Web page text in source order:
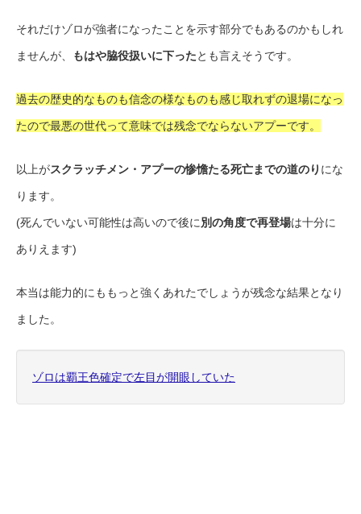
それだけゾロが強者になったことを示す部分でもあるのかもしれ
ませんが、 もはや脇役扱いに下ったとも言えそうです。
過去の歴史的なものも信念の様なものも感じ取れずの退場になっ
たので最悪の世代って意味では残念でならないアプーです。
以上がスクラッチメン・アプーの惨憺たる死亡までの道のり にな
ります。
(死んでいない可能性は高いので後に別の角度で再登場は十分に
ありえます)
本当は能力的にももっと強くあれたでしょうが残念な結果となり
ました。
ゾロは覇王色確定で左目が開眼していた